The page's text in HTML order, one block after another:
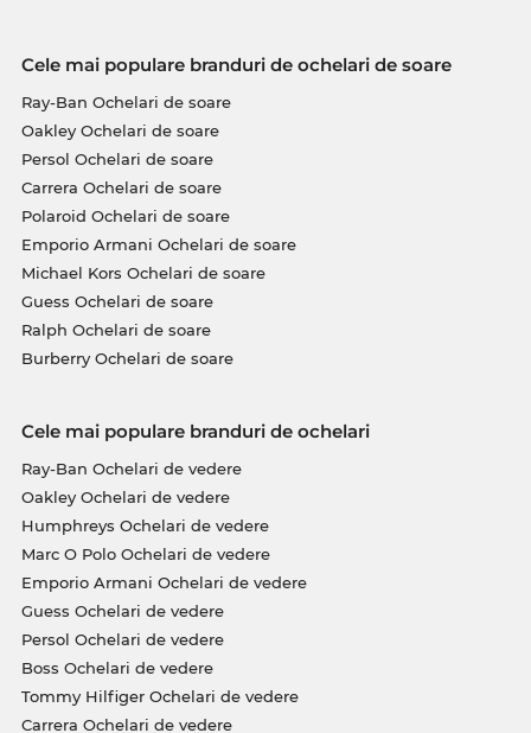
Cele mai populare branduri de ochelari de soare
Ray-Ban Ochelari de soare
Oakley Ochelari de soare
Persol Ochelari de soare
Carrera Ochelari de soare
Polaroid Ochelari de soare
Emporio Armani Ochelari de soare
Michael Kors Ochelari de soare
Guess Ochelari de soare
Ralph Ochelari de soare
Burberry Ochelari de soare
Cele mai populare branduri de ochelari
Ray-Ban Ochelari de vedere
Oakley Ochelari de vedere
Humphreys Ochelari de vedere
Marc O Polo Ochelari de vedere
Emporio Armani Ochelari de vedere
Guess Ochelari de vedere
Persol Ochelari de vedere
Boss Ochelari de vedere
Tommy Hilfiger Ochelari de vedere
Carrera Ochelari de vedere